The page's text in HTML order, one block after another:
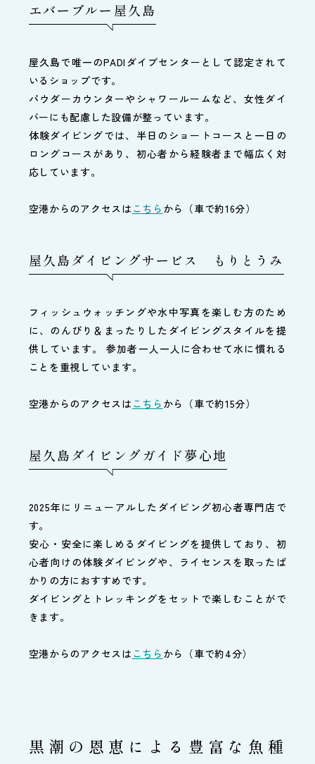
エバーブルー屋久島
屋久島で唯一のPADIダイブセンターとして認定されて
いるショップです。
パウダーカウンターやシャワールームなど、女性ダイ
バーにも配慮した設備が整っています。
体験ダイビングでは、半日のショートコースと一日の
ロングコースがあり、初心者から経験者まで幅広く対
応しています。
空港からのアクセスは こちら から（車で約16分）
屋久島ダイビングサービス もりとうみ
フィッシュウォッチングや水中写真を楽しむ方のため
に、のんびり＆まったりしたダイビングスタイルを提
供しています。 参加者一人一人に合わせて水に慣れる
ことを重視しています。
空港からのアクセスは こちら から（車で約15分）
屋久島ダイビングガイド夢心地
2025年にリニューアルしたダイビング初心者専門店で
す。
安心・安全に楽しめるダイビングを提供しており、初
心者向けの体験ダイビングや、ライセンスを取ったば
かりの方におすすめです。
ダイビングとトレッキングをセットで楽しむことがで
きます。
空港からのアクセスは こちら から（車で約4分）
黒潮の恩恵による豊富な魚種